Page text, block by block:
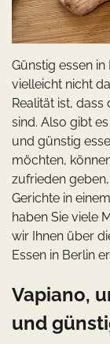
Günstig essen
vielleicht nicht
Realität ist,
sind. Also gibt
und günstig
möchten,
zufrieden
Gerichte in
haben Sie viele
wir Ihnen über
Essen in Berlin
Vapiano,
und